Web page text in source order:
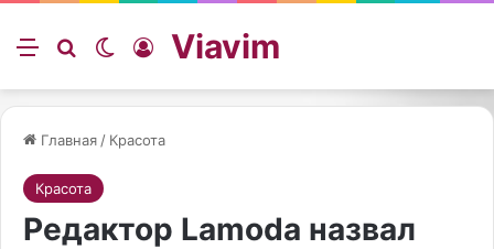
Меню ИскатьSwitch skin
Войти
Viavim
Главная / Красота
Красота
Редактор Lamoda назвал